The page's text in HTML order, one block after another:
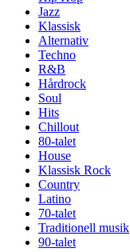
Jazz
Klassisk
Alternativ
Techno
R&B
Hårdrock
Soul
Hits
Chillout
80-talet
House
Klassisk Rock
Country
Latino
70-talet
Traditionell musik
90-talet